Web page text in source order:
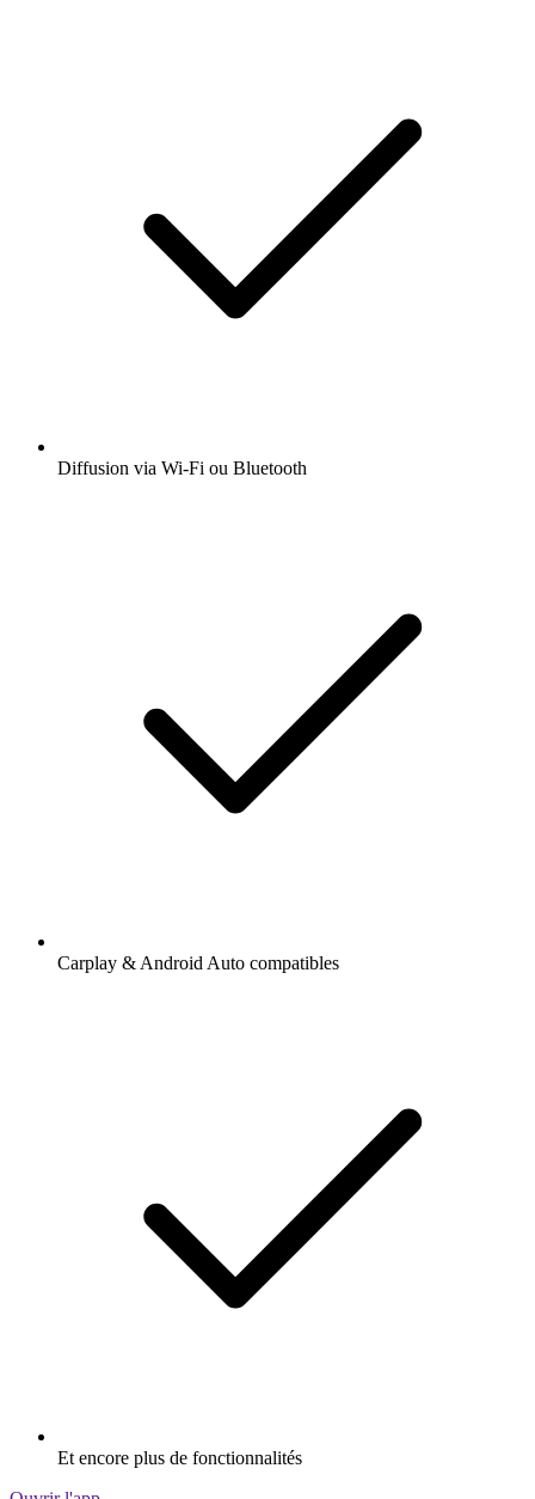
Diffusion via Wi-Fi ou Bluetooth
Carplay & Android Auto compatibles
Et encore plus de fonctionnalités